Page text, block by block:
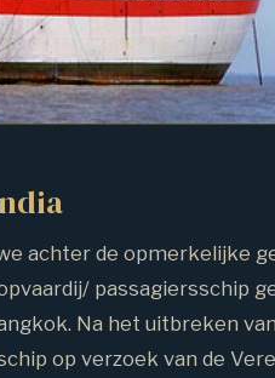
achter de opmerkelijke
passagiersschip
Na het uitbreken
op verzoek van de